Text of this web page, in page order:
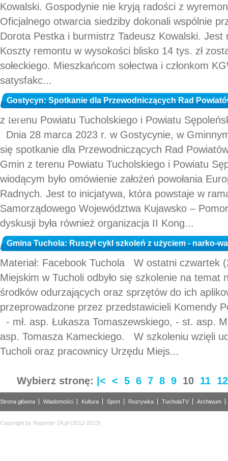
Kowalski. Gospodynie nie kryją radości z
Oficjalnego otwarcia siedziby dokonali wspólnie
Dorota Pestka i burmistrz Tadeusz Kowalski. Jest
Koszty remontu w wysokości blisko 14 tys. zł
sołeckiego. Mieszkańcom sołectwa i członkom
satysfakc...
Gostycyn: Spotkanie dla Przewodniczących Rad
Gmin
z terenu Powiatu Tucholskiego i Powiatu
Dnia 28 marca 2023 r. w Gostycynie, w
się spotkanie dla Przewodniczących Rad
Gmin z terenu Powiatu Tucholskiego i Powiatu
wiodącym było omówienie założeń powołania
Radnych. Jest to inicjatywa, która powstaje w
Samorządowego Województwa Kujawsko –
dyskusji była również organizacja II Kong...
Gmina Tuchola: Ruszył cykl szkoleń z użyciem - narko-
Materiał: Facebook Tuchola W ostatni czwartek
Miejskim w Tucholi odbyło się szkolenie na temat
środków odurzających oraz sprzętów do ich
przeprowadzone przez przedstawicieli Komendy
- mł. asp. Łukasza Tomaszewskiego, - st. asp.
asp. Tomasza Kameckiego. W szkoleniu wzięli
Tucholi oraz pracownicy Urzędu Miejs...
Wybierz stronę: |< < 5 6 7 8 9 10 11 12
Strona główna Wiadomości Kultura Sport Rozrywka TucholaTV Archiwum
Copyright by Reporter-24.pl (2012-2013)